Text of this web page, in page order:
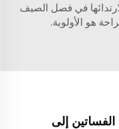
لارتدائها في فصل الصيف
هو الأولوية.
إلى